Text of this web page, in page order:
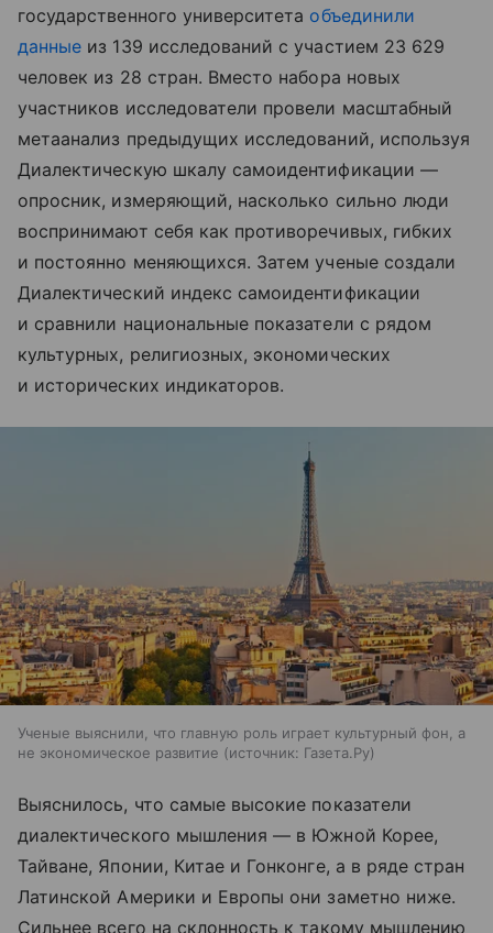
государственного университета объединили
данные из 139 исследований с участием 23 629
человек из 28 стран. Вместо набора новых
участников исследователи провели масштабный
метаанализ предыдущих исследований, используя
Диалектическую шкалу самоидентификации —
опросник, измеряющий, насколько сильно люди
воспринимают себя как противоречивых, гибких
и постоянно меняющихся. Затем ученые создали
Диалектический индекс самоидентификации
и сравнили национальные показатели с рядом
культурных, религиозных, экономических
и исторических индикаторов.
Ученые выяснили, что главную роль играет культурный фон, а
не экономическое развитие
источник: Газета.Ру
Выяснилось, что самые высокие показатели
диалектического мышления — в Южной Корее,
Тайване, Японии, Китае и Гонконге, а в ряде стран
Латинской Америки и Европы они заметно ниже.
Сильнее всего на склонность к такому мышлению